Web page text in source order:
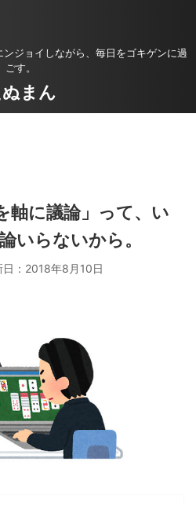
ジョイしながら、毎日をゴキゲンに過
ごす。
まん
軸に議論」って、い
いらないから。
： 2018年8月10日